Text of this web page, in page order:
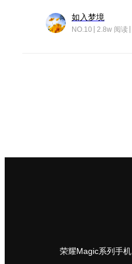
如入梦境
NO.10 2.8w 阅读
荣耀Magic系列手机